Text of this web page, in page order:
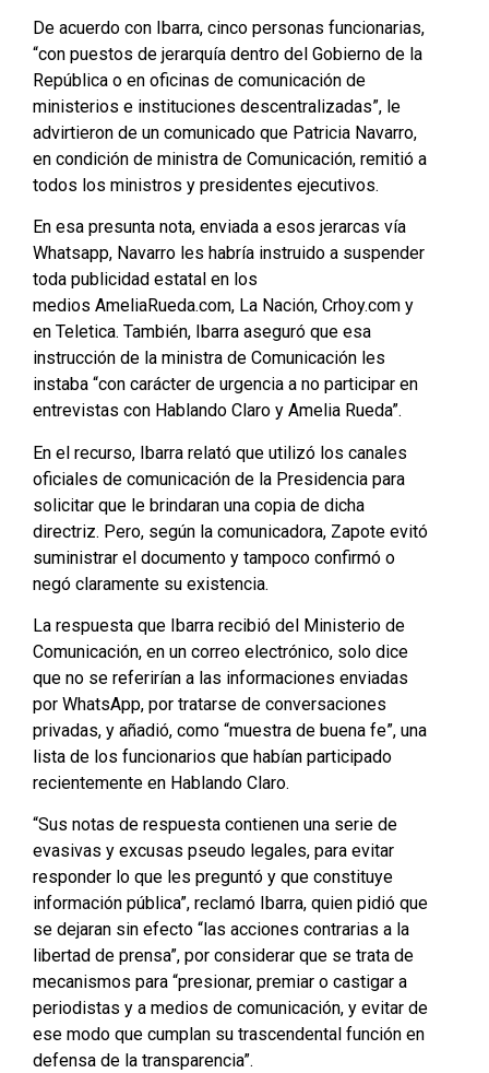
De acuerdo con Ibarra, cinco personas funcionarias,
“con puestos de jerarquía dentro del Gobierno de la
República o en oficinas de comunicación de
ministerios e instituciones descentralizadas”, le
advirtieron de un comunicado que Patricia Navarro,
en condición de ministra de Comunicación, remitió a
todos los ministros y presidentes ejecutivos.
En esa presunta nota, enviada a esos jerarcas vía
Whatsapp, Navarro les habría instruido a suspender
toda publicidad estatal en los
medios AmeliaRueda.com, La Nación, Crhoy.com y
en Teletica. También, Ibarra aseguró que esa
instrucción de la ministra de Comunicación les
instaba “con carácter de urgencia a no participar en
entrevistas con Hablando Claro y Amelia Rueda”.
En el recurso, Ibarra relató que utilizó los canales
oficiales de comunicación de la Presidencia para
solicitar que le brindaran una copia de dicha
directriz. Pero, según la comunicadora, Zapote evitó
suministrar el documento y tampoco confirmó o
negó claramente su existencia.
La respuesta que Ibarra recibió del Ministerio de
Comunicación, en un correo electrónico, solo dice
que no se referirían a las informaciones enviadas
por WhatsApp, por tratarse de conversaciones
privadas, y añadió, como “muestra de buena fe”, una
lista de los funcionarios que habían participado
recientemente en Hablando Claro.
“Sus notas de respuesta contienen una serie de
evasivas y excusas pseudo legales, para evitar
responder lo que les preguntó y que constituye
información pública”, reclamó Ibarra, quien pidió que
se dejaran sin efecto “las acciones contrarias a la
libertad de prensa”, por considerar que se trata de
mecanismos para “presionar, premiar o castigar a
periodistas y a medios de comunicación, y evitar de
ese modo que cumplan su trascendental función en
defensa de la transparencia”.